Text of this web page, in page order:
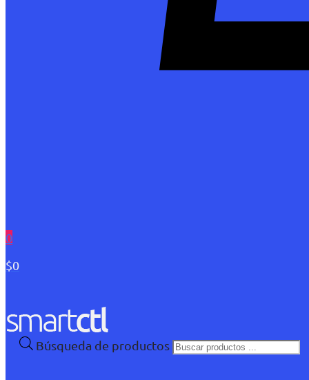
0
$0
Búsqueda de productos